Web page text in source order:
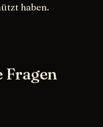
haben.
Fragen